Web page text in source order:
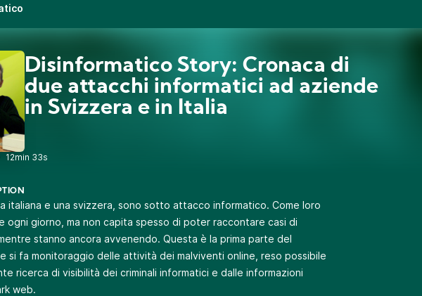
Disinformatico Story: Cronaca di
due attacchi informatici ad aziende
in Svizzera e in Italia
12min 33s
italiana e una svizzera, sono sotto attacco informatico. Come loro
ogni giorno, ma non capita spesso di poter raccontare casi di
stanno ancora avvenendo. Questa è la prima parte del
si fa monitoraggio delle attività dei malviventi online, reso possibile
ricerca di visibilità dei criminali informatici e dalle informazioni
web.